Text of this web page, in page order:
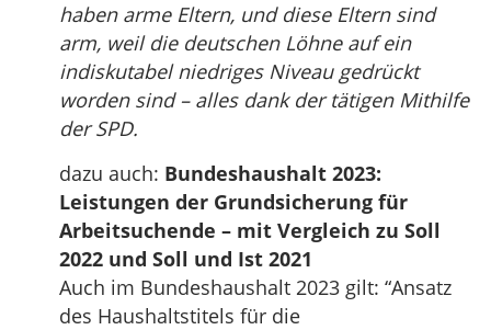
haben arme Eltern, und diese Eltern sind
arm, weil die deutschen Löhne auf ein
indiskutabel niedriges Niveau gedrückt
worden sind – alles dank der tätigen Mithilfe
der SPD.
dazu auch: Bundeshaushalt 2023:
Leistungen der Grundsicherung für
Arbeitsuchende – mit Vergleich zu Soll
2022 und Soll und Ist 2021
Auch im Bundeshaushalt 2023 gilt: “Ansatz
des Haushaltstitels für die